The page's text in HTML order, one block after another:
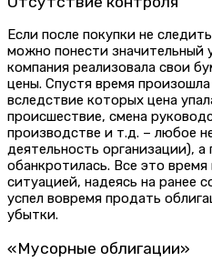
Если после покупки не
можно понести значительный
компания реализовала свои
цены. Спустя время
вследствие которых цена
происшествие, смена
производстве и т.д. – любое
деятельность организации), а
обанкротилась. Все это
ситуацией, надеясь на ранее
успел вовремя продать
убытки.
«Мусорные облигации»